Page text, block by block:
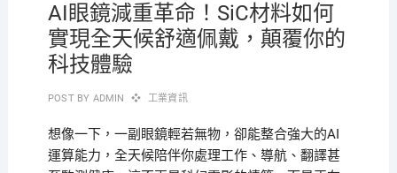
AI眼鏡減重革命！SiC材料如何
實現全天候舒適佩戴，顛覆你的
科技體驗
POST BY ADMIN 工業資訊
想像一下，一副眼鏡輕若無物，卻能整合強大的AI
運算能力，全天候陪伴你處理工作、導航、翻譯甚